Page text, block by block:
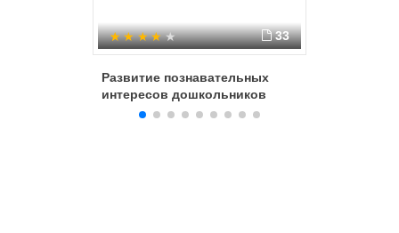
33
Развитие познавательных
интересов дошкольников